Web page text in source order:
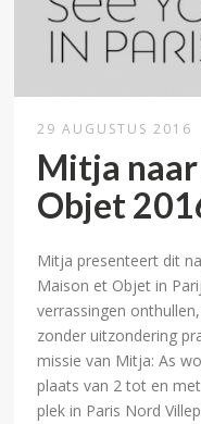
29 AUGUSTUS 2016
Mitja
Objet
Mitja presenteert dit
Maison et Objet in
verrassingen
zonder uitzondering
missie van Mitja: As
plaats van 2 tot en
plek in Paris Nord